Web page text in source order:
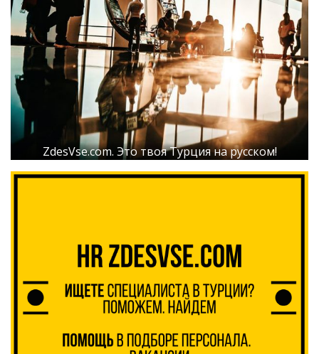
ZdesVse.com. Это твоя Турция на русском!